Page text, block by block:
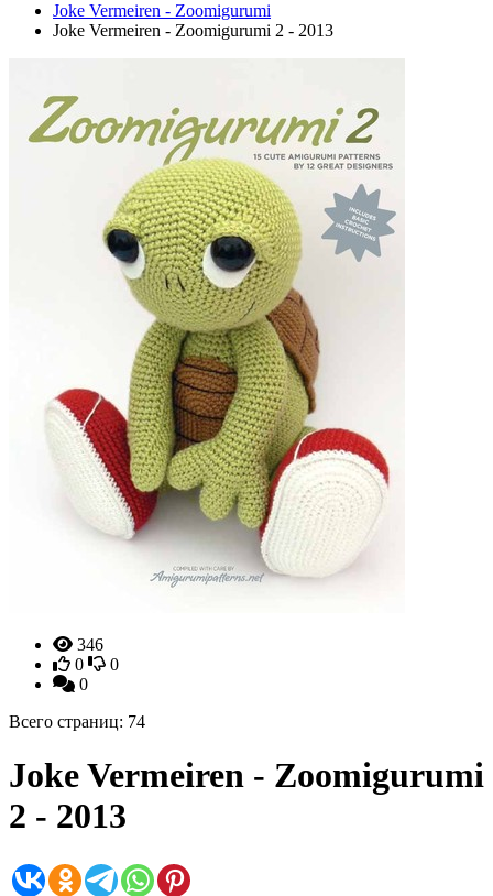
Joke Vermeiren - Zoomigurumi
Joke Vermeiren - Zoomigurumi 2 - 2013
346
0
0
0
Всего страниц: 74
Joke Vermeiren - Zoomigurumi
2 - 2013